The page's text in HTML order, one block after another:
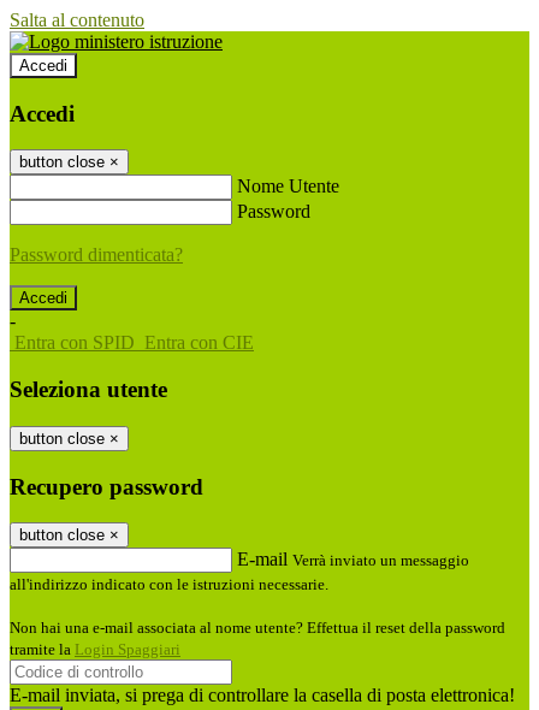
Salta al contenuto
Accedi
Accedi
button close ×
Nome Utente
Password
Password dimenticata?
-
Entra con SPID Entra con CIE
Seleziona utente
button close ×
Recupero password
button close ×
E-mail Verrà inviato un messaggio
all'indirizzo indicato con le istruzioni necessarie.
Non hai una e-mail associata al nome utente? Effettua il reset della password
tramite la Login Spaggiari
E-mail inviata, si prega di controllare la casella di posta elettronica!